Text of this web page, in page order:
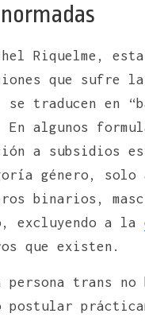
Riquelme,
que sufre la
se traducen en
En algunos
a subsidios
género, solo
binarios,
excluyendo a la
que existen.
persona trans
postular